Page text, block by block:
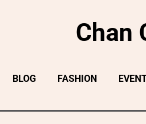
Chan
BLOG FASHION